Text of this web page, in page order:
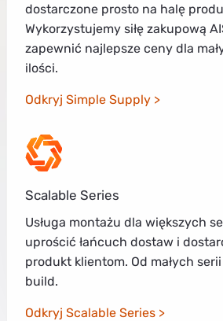
dostarczone prosto na halę
Wykorzystujemy siłę zakupową
zapewnić najlepsze ceny dla
ilości.
Odkryj Simple Supply
Scalable Series
Usługa montażu dla większych
uprościć łańcuch dostaw i
produkt klientom. Od małych
build.
Odkryj Scalable Series